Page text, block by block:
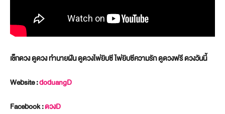
เช็กดวง ดูดวง ทำนายฝัน ดูดวงไพ่ยิบซี ไพ่ยิบซีความรัก ดูดวงฟรี ดวงวันนี้
Website :doduangD
Facebook :ดวงD